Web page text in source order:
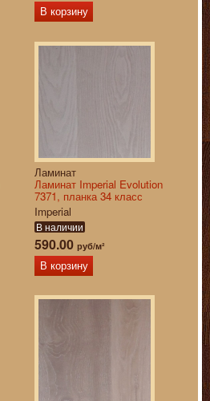
В корзину
Ламинат
Ламинат Imperial Evolution
7371, планка 34 класс
Imperial
В наличии
590.00 руб/м²
В корзину